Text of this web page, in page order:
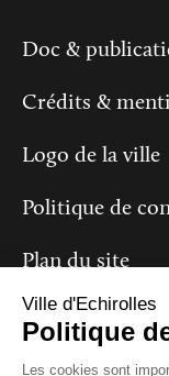
Doc &
Crédits &
Logo de la ville
Politique de
Plan du site
Ville d'Echirolles
Politique
Les cookies sont